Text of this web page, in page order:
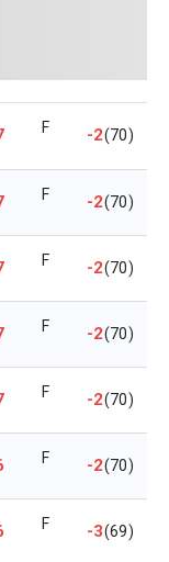
F -2(70)
F -2(70)
F -2(70)
F -2(70)
F -2(70)
F -2(70)
F -3(69)